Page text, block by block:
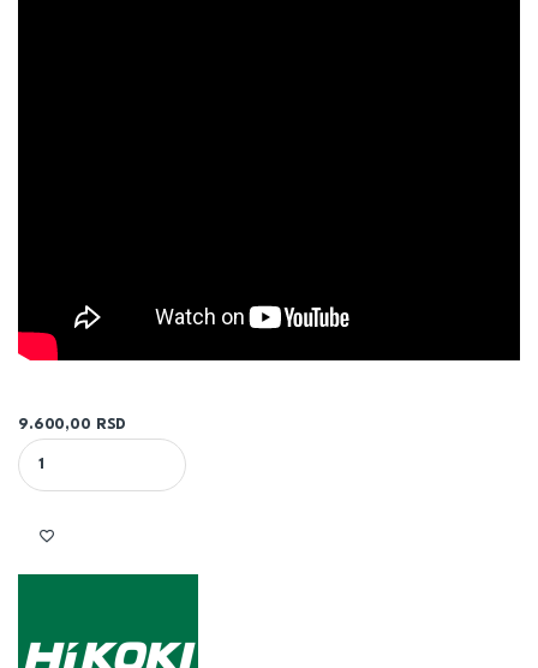
9.600,00
RSD
UGAONA BRUSILICA G13SN2 - HiKOKI quantity